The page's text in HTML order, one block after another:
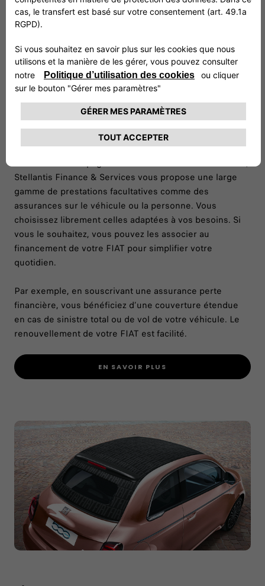
Assurance et services
Stellantis Finance & Services vous propose une large
gamme de prestations facultatives comme des
assurances sur le véhicule ou la personne. Vous
choisissez librement celles adaptées à vos besoins. Si
vous le souhaitez, vous pouvez les associer au
financement de votre FIAT pour simplifier votre
quotidien.
Par exemple, en souscrivant une assurance perte
financière, vous bénéficiez d’une couverture étendue
en cas de sinistre total ou de vol de votre véhicule. Le
renouvellement de votre FIAT est facilité.​
EN SAVOIR PLUS